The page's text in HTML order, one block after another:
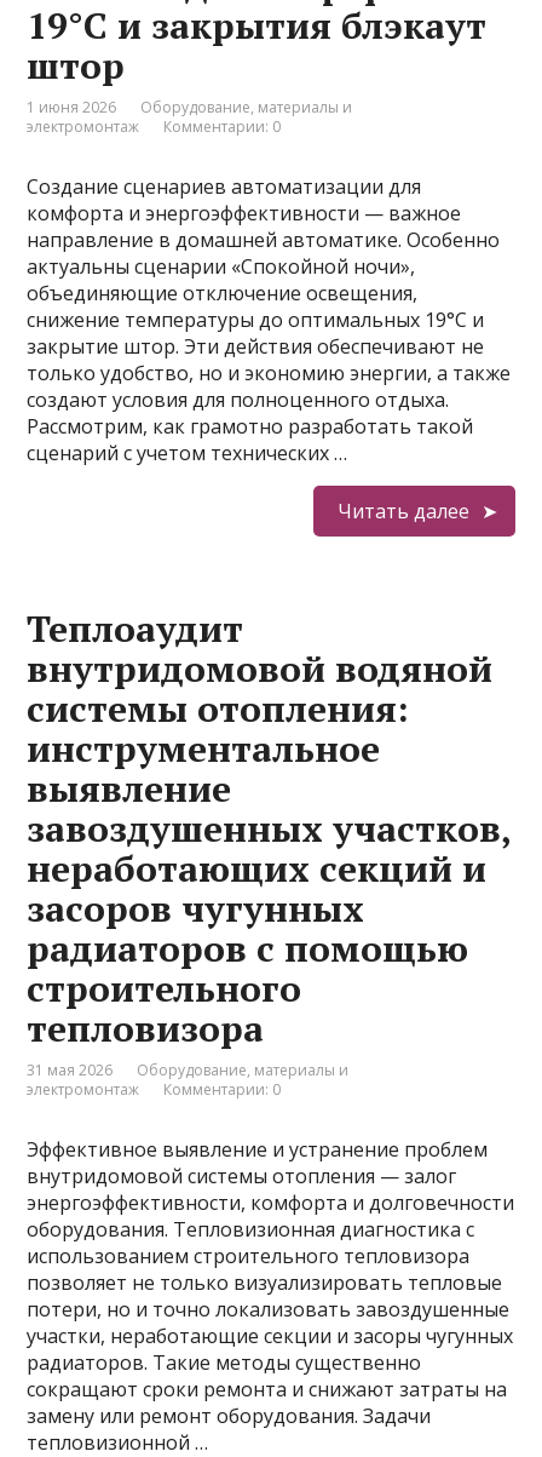
19°C и закрытия блэкаут
штор
1 июня 2026
Оборудование, материалы и
электромонтаж
Комментарии: 0
Создание сценариев автоматизации для
комфорта и энергоэффективности — важное
направление в домашней автоматике. Особенно
актуальны сценарии «Спокойной ночи»,
объединяющие отключение освещения,
снижение температуры до оптимальных 19°C и
закрытие штор. Эти действия обеспечивают не
только удобство, но и экономию энергии, а также
создают условия для полноценного отдыха.
Рассмотрим, как грамотно разработать такой
сценарий с учетом технических …
Читать далее
Теплоаудит
внутридомовой водяной
системы отопления:
инструментальное
выявление
завоздушенных участков,
неработающих секций и
засоров чугунных
радиаторов с помощью
строительного
тепловизора
31 мая 2026
Оборудование, материалы и
электромонтаж
Комментарии: 0
Эффективное выявление и устранение проблем
внутридомовой системы отопления — залог
энергоэффективности, комфорта и долговечности
оборудования. Тепловизионная диагностика с
использованием строительного тепловизора
позволяет не только визуализировать тепловые
потери, но и точно локализовать завоздушенные
участки, неработающие секции и засоры чугунных
радиаторов. Такие методы существенно
сокращают сроки ремонта и снижают затраты на
замену или ремонт оборудования. Задачи
тепловизионной …